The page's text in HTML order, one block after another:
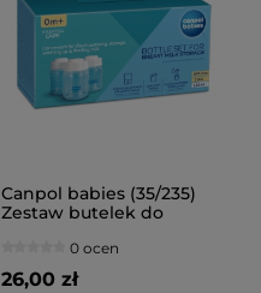
Canpol babies (35/235)
Zestaw butelek do
pokarmu 3x120ml
0 ocen
26,00 zł